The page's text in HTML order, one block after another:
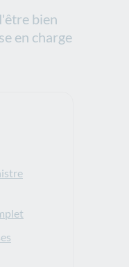
bien
en charge